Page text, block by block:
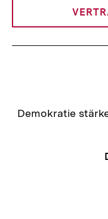
Zur
Demokratie